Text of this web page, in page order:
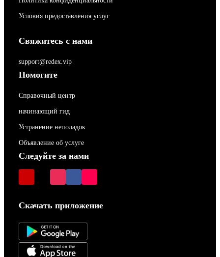
Условия предоставления услуг
Свяжитесь с нами
support@redex.vip
Помогите
Справочный центр
начинающий гид
Устранение неполадок
Объявление об услуге
Следуйте за нами
Скачать приложение